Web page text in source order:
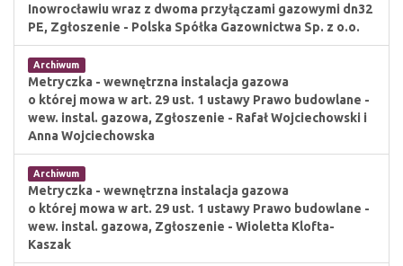
Inowrocławiu wraz z dwoma przyłączami gazowymi dn32
PE, Zgłoszenie - Polska Spółka Gazownictwa Sp. z o.o.
Archiwum
Metryczka - wewnętrzna instalacja gazowa
o której mowa w art. 29 ust. 1 ustawy Prawo budowlane -
wew. instal. gazowa, Zgłoszenie - Rafał Wojciechowski i
Anna Wojciechowska
Archiwum
Metryczka - wewnętrzna instalacja gazowa
o której mowa w art. 29 ust. 1 ustawy Prawo budowlane -
wew. instal. gazowa, Zgłoszenie - Wioletta Klofta-
Kaszak